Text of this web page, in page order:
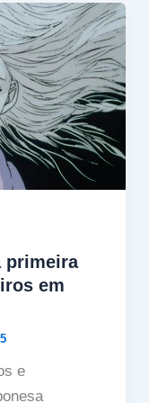
primeira
em
e